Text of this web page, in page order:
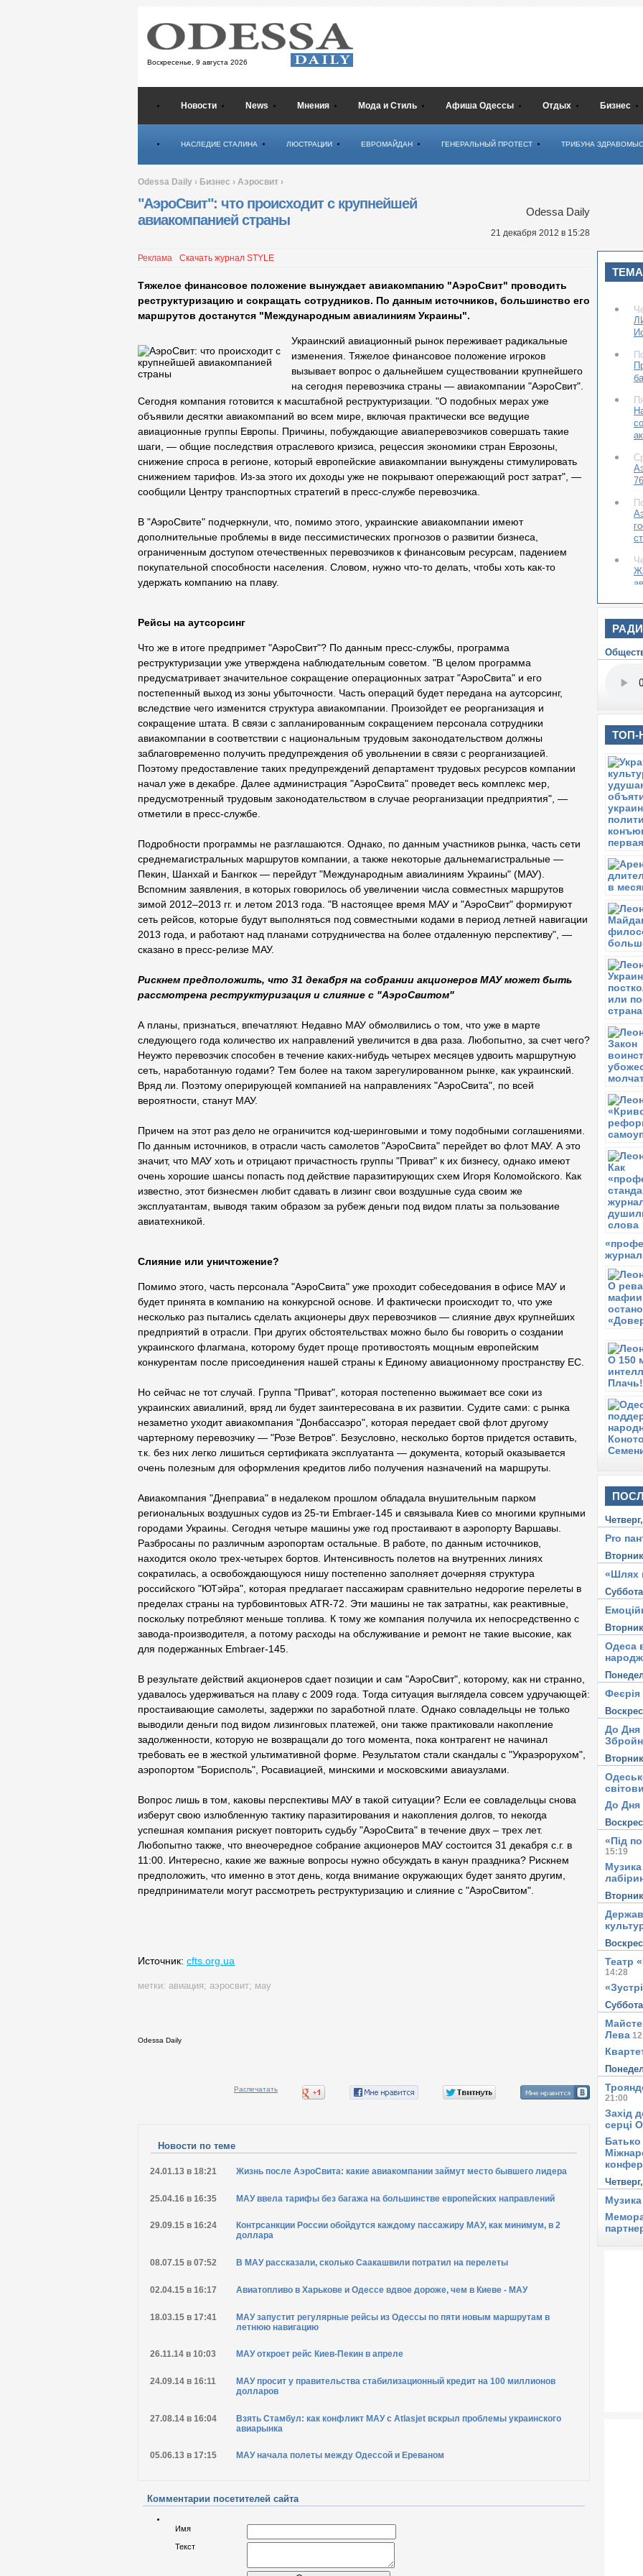
Воскресенье, 9 августа 2026
Новости News Мнения Мода и Стиль Афиша Одессы Отдых Бизнес
НАСЛЕДИЕ СТАЛИНА ЛЮСТРАЦИИ ЕВРОМАЙДАН ГЕНЕРАЛЬНЫЙ ПРОТЕСТ ТРИБУНА
Odessa Daily › Бизнес › Аэросвит ›
"АэроСвит": что происходит с крупнейшей
авиакомпанией страны
Odessa Daily
21 декабря 2012 в 15:28
Реклама Скачать журнал STYLE
Тяжелое финансовое положение вынуждает авиакомпанию "АэроСвит" проводить
реструктуризацию и сокращать сотрудников. По данным источников, большинство его
маршрутов достанутся "Международным авиалиниям Украины".
Украинский авиационный рынок переживает радикальные
изменения. Тяжелое финансовое положение игроков
вызывает вопрос о дальнейшем существовании крупнейшего
на сегодня перевозчика страны — авиакомпании "АэроСвит".
Сегодня компания готовится к масштабной реструктуризации. "О подобных мерах уже
объявили десятки авиакомпаний во всем мире, включая практически все ведущие
авиационные группы Европы. Причины, побуждающие авиаперевозчиков совершать такие
шаги, — общие последствия отраслевого кризиса, рецессия экономики стран Еврозоны,
снижение спроса в регионе, который европейские авиакомпании вынуждены стимулировать
снижением тарифов. Из-за этого их доходы уже не покрывают опережающий рост затрат", —
сообщили Центру транспортных стратегий в пресс-службе перевозчика.
В "АэроСвите" подчеркнули, что, помимо этого, украинские авиакомпании имеют
дополнительные проблемы в виде пессимистических прогнозов о развитии бизнеса,
ограниченным доступом отечественных перевозчиков к финансовым ресурсам, падением
покупательной способности населения. Словом, нужно что-то делать, чтобы хоть как-то
удержать компанию на плаву.
Рейсы на аутсорсинг
Что же в итоге предпримет "АэроСвит"? По данным пресс-службы, программа
реструктуризации уже утверждена наблюдательным советом. "В целом программа
предусматривает значительное сокращение операционных затрат "АэроСвита" и его
постепенный выход из зоны убыточности. Часть операций будет передана на аутсорсинг,
вследствие чего изменится структура авиакомпании. Произойдет ее реорганизация и
сокращение штата. В связи с запланированным сокращением персонала сотрудники
авиакомпании в соответствии с национальным трудовым законодательством должны
заблаговременно получить предупреждения об увольнении в связи с реорганизацией.
Поэтому предоставление таких предупреждений департамент трудовых ресурсов компании
начал уже в декабре. Далее администрация "АэроСвита" проведет весь комплекс мер,
предусмотренный трудовым законодательством в случае реорганизации предприятия", —
отметили в пресс-службе.
Подробности программы не разглашаются. Однако, по данным участников рынка, часть сети
среднемагистральных маршрутов компании, а также некоторые дальнемагистральные —
Пекин, Шанхай и Бангкок — перейдут "Международным авиалиниям Украины" (МАУ).
Вспомним заявления, в которых говорилось об увеличении числа совместных маршрутов
зимой 2012–2013 гг. и летом 2013 года. "В настоящее время МАУ и "АэроСвит" формируют
сеть рейсов, которые будут выполняться под совместными кодами в период летней навигации
2013 года, и работают над планами сотрудничества на более отдаленную перспективу", —
сказано в пресс-релизе МАУ.
Рискнем предположить, что 31 декабря на собрании акционеров МАУ может быть
рассмотрена реструктуризация и слияние с "АэроСвитом"
А планы, признаться, впечатляют. Недавно МАУ обмолвились о том, что уже в марте
следующего года количество их направлений увеличится в два раза. Любопытно, за счет чего?
Неужто перевозчик способен в течение каких-нибудь четырех месяцев удвоить маршрутную
сеть, наработанную годами? Тем более на таком зарегулированном рынке, как украинский.
Вряд ли. Поэтому оперирующей компанией на направлениях "АэроСвита", по всей
вероятности, станут МАУ.
Причем на этот раз дело не ограничится код-шеринговыми и тому подобными соглашениями.
По данным источников, в отрасли часть самолетов "АэроСвита" перейдет во флот МАУ. А это
значит, что МАУ хоть и отрицают причастность группы "Приват" к их бизнесу, однако имеют
очень хорошие шансы попасть под действие паразитирующих схем Игоря Коломойского. Как
известно, этот бизнесмен любит сдавать в лизинг свои воздушные суда своим же
эксплуатантам, выводя таким образом за рубеж деньги под видом платы за пользование
авиатехникой.
Слияние или уничтожение?
Помимо этого, часть персонала "АэроСвита" уже проходит собеседования в офисе МАУ и
будет принята в компанию на конкурсной основе. И фактически происходит то, что уже
несколько раз пытались сделать акционеры двух перевозчиков — слияние двух крупнейших
предприятий в отрасли. При других обстоятельствах можно было бы говорить о создании
украинского флагмана, которому будет проще противостоять мощным европейским
конкурентам после присоединения нашей страны к Единому авиационному пространству ЕС.
Но сейчас не тот случай. Группа "Приват", которая постепенно выжимает все соки из
украинских авиалиний, вряд ли будет заинтересована в их развитии. Судите сами: с рынка
незаметно уходит авиакомпания "Донбассаэро", которая передает свой флот другому
чартерному перевозчику — "Розе Ветров". Безусловно, несколько бортов придется оставить,
т.к. без них легко лишиться сертификата эксплуатанта — документа, который оказывается
очень полезным для оформления кредитов либо получения назначений на маршруты.
Авиакомпания "Днеправиа" в недалеком прошлом обладала внушительным парком
региональных воздушных судов из 25-ти Embraer-145 и связывала Киев со многими крупными
городами Украины. Сегодня четыре машины уже год простаивают в аэропорту Варшавы.
Разбросаны по различным аэропортам остальные. В работе, по данным источников,
находится около трех-четырех бортов. Интенсивность полетов на внутренних линиях
сократилась, а освобождающуюся нишу постепенно заполняет дочерняя структура
российского "ЮТэйра", которая предлагает пассажирам сравнительно недорогие перелеты в
пределах страны на турбовинтовых ATR-72. Эти машины не так затратны, как реактивные,
поскольку потребляют меньше топлива. К тому же компания получила их непосредственно с
завода-производителя, а потому расходы на обслуживание и ремонт не такие высокие, как
для подержанных Embraer-145.
В результате действий акционеров сдает позиции и сам "АэроСвит", которому, как ни странно,
удавалось удерживаться на плаву с 2009 года. Тогда ситуация выглядела совсем удручающей:
простаивающие самолеты, задержки по заработной плате. Однако совладельцы не только
выводили деньги под видом лизинговых платежей, они также практиковали накопление
задолженности, которую не возвращали до того момента, пока контрагент не начинал
требовать ее в жесткой ультимативной форме. Результатом стали скандалы с "Украэрорухом",
аэропортом "Борисполь", Росавиацией, минскими и московскими авиаузлами.
Вопрос лишь в том, каковы перспективы МАУ в такой ситуации? Если ее совладельцы снова
изберут свою излюбленную тактику паразитирования и накопления долгов, то некогда
успешная компания рискует повторить судьбу "АэроСвита" в течение двух – трех лет.
Любопытно также, что внеочередное собрание акционеров МАУ состоится 31 декабря с.г. в
11:00. Интересно, какие же важные вопросы нужно обсуждать в канун праздника? Рискнем
предположить, что именно в этот день, когда внимание окружающих будет занято другим,
предприниматели могут рассмотреть реструктуризацию и слияние с "АэроСвитом".
Источник: cfts.org.ua
метки: авиация; аэросвит; мау
Odessa Daily
Распечатать
Новости по теме
24.01.13 в 18:21 Жизнь после АэроСвита: какие авиакомпании займут место бывшего лидера
25.04.16 в 16:35 МАУ ввела тарифы без багажа на большинстве европейских направлений
29.09.15 в 16:24
Контрсанкции России обойдутся каждому пассажиру МАУ, как минимум, в 2
доллара
08.07.15 в 07:52 В МАУ рассказали, сколько Саакашвили потратил на перелеты
02.04.15 в 16:17 Авиатопливо в Харькове и Одессе вдвое дороже, чем в Киеве - МАУ
18.03.15 в 17:41
МАУ запустит регулярные рейсы из Одессы по пяти новым маршрутам в
летнюю навигацию
26.11.14 в 10:03 МАУ откроет рейс Киев-Пекин в апреле
24.09.14 в 16:11
МАУ просит у правительства стабилизационный кредит на 100 миллионов
долларов
27.08.14 в 16:04
Взять Стамбул: как конфликт МАУ с Atlasjet вскрыл проблемы украинского
авиарынка
05.06.13 в 17:15 МАУ начала полеты между Одессой и Ереваном
Комментарии посетителей сайта
Имя
Текст
в
ТОП-
Четверг,
Pro
«Шлях
Одеса
Феєрія
До Дня
До Дня
«Під
15:19
Театр
14:28
Лева
21:00
Захід
серці
Четверг,